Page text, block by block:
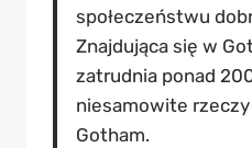
społeczeństwu
Znajdująca się w
zatrudnia ponad
niesamowite rzeczy
Gotham.